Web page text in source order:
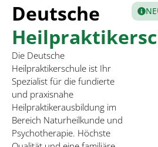
Deutsche
Die Deutsche
Heilpraktikerschule ist Ihr
Spezialist für die fundierte
und praxisnahe
Heilpraktikerausbildung im
Bereich Naturheilkunde und
Psychotherapie. Höchste